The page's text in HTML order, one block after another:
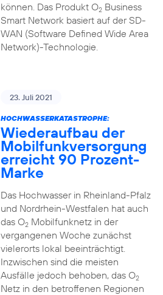
können. Das Produkt O2Business
Smart Network basiert auf der SD-
WAN (Software Defined Wide Area
Network)-Technologie.
23. Juli 2021
HOCHWASSERKATASTROPHE:
Wiederaufbau der
Mobilfunkversorgung
erreicht 90 Prozent-
Marke
Das Hochwasser in Rheinland-Pfalz
und Nordrhein-Westfalen hat auch
das O2Mobilfunknetz in der
vergangenen Woche zunächst
vielerorts lokal beeinträchtigt.
Inzwischen sind die meisten
Ausfälle jedoch behoben, das O2
Netz in den betroffenen Regionen